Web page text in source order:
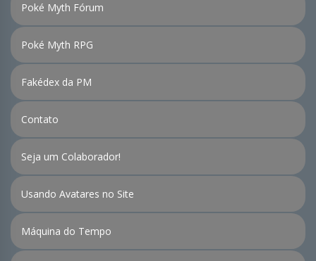
Poké Myth Fórum
Poké Myth RPG
Fakédex da PM
Contato
Seja um Colaborador!
Usando Avatares no Site
Máquina do Tempo